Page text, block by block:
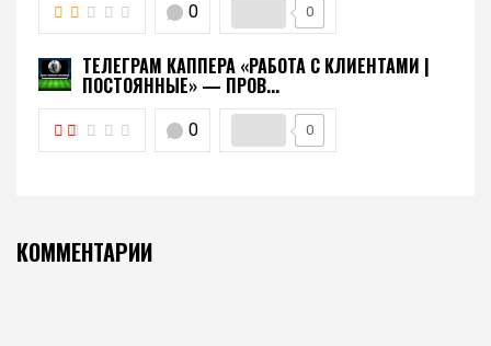
0 0
ТЕЛЕГРАМ КАППЕРА «РАБОТА С КЛИЕНТАМИ |
ПОСТОЯННЫЕ» — ПРОВ...
0 0
КОММЕНТАРИИ